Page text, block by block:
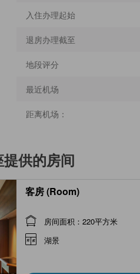
入住办理起始
退房办理截至
地段评分
最近机场
距离机场：
提供的房间
客房 (Room)
房间面积：220平方米
湖景